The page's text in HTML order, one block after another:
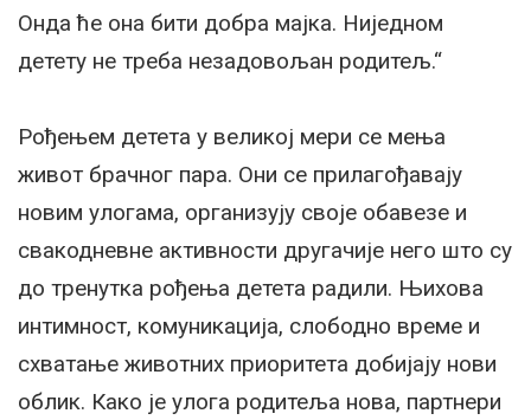
Онда ће она бити добра мајка. Ниједном
детету не треба незадовољан родитељ.“
Рођењем детета у великој мери се мења
живот брачног пара. Они се прилагођавају
новим улогама, организују своје обавезе и
свакодневне активности другачије него што су
до тренутка рођења детета радили. Њихова
интимност, комуникација, слободно време и
схватање животних приоритета добијају нови
облик. Како је улога родитеља нова, партнери